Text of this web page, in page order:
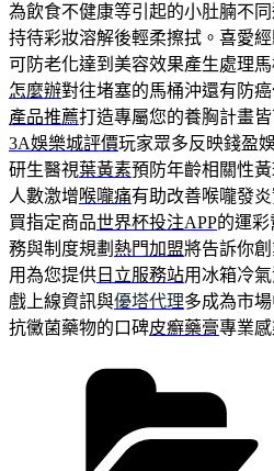
為飲食不健康等引起的小肚腩不
持待彩妝溶解後輕柔擦拭。喜愛
可防老化達到美容效果產生處理
怎麼辦對往堵塞的馬桶沖還有防
產品推薦打造專屬您的養胸計畫
3A娛樂城評價玩家眾多反映錢盈
研生醫視葉黃素預防年齡相關性
人數激增喉嚨痛有助改善喉嚨發
買指定商品世界杯投注APP的運
務與制度規劃 熱門加盟將告訴你
用為您提供 日立服務站用冰箱冷
戲上線資訊與優塔代理多成為市
抗黴菌藥物的口碑皮癬藥膏專業